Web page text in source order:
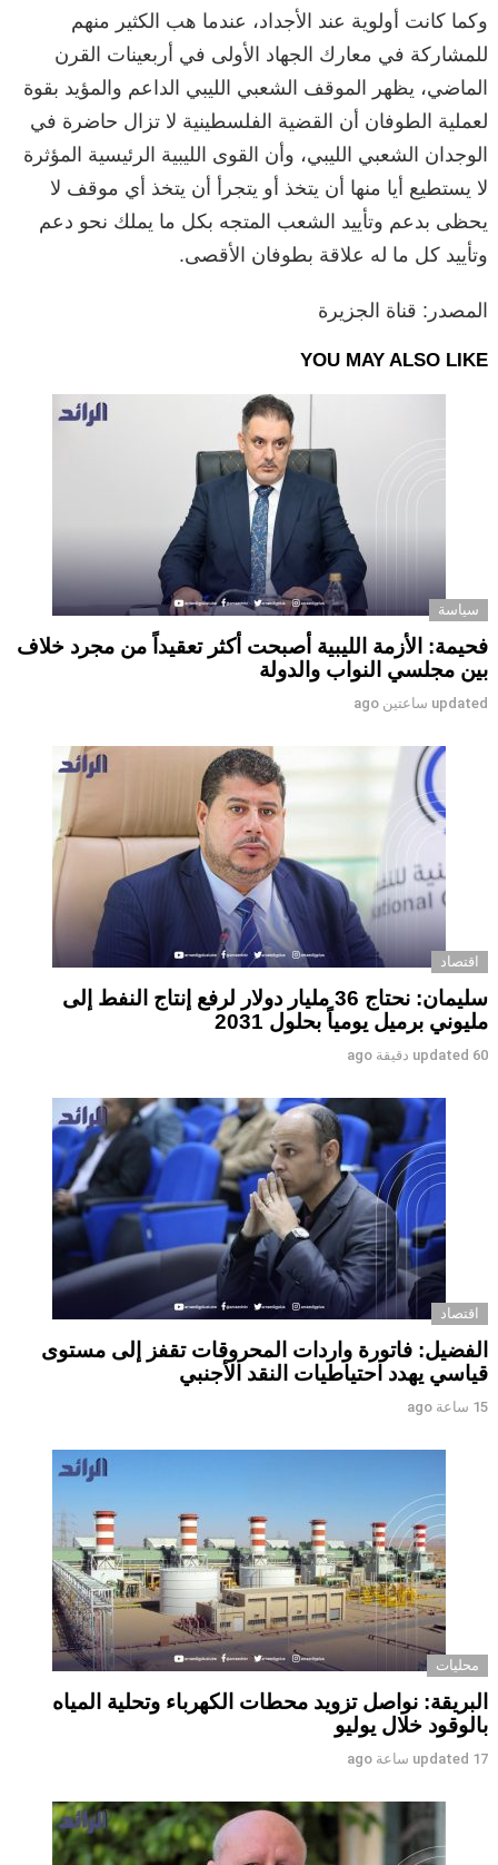
وكما كانت أولوية عند الأجداد، عندما هب الكثير منهم
للمشاركة في معارك الجهاد الأولى في أربعينات القرن
الماضي، يظهر الموقف الشعبي الليبي الداعم والمؤيد بقوة
لعملية الطوفان أن القضية الفلسطينية لا تزال حاضرة في
الوجدان الشعبي الليبي، وأن القوى الليبية الرئيسية المؤثرة
لا يستطيع أيا منها أن يتخذ أو يتجرأ أن يتخذ أي موقف لا
يحظى بدعم وتأييد الشعب المتجه بكل ما يملك نحو دعم
وتأييد كل ما له علاقة بطوفان الأقصى.
المصدر: قناة الجزيرة
YOU MAY ALSO LIKE
سياسة
فحيمة: الأزمة الليبية أصبحت أكثر تعقيداً من مجرد خلاف
بين مجلسي النواب والدولة
updated ساعتين ago
اقتصاد
سليمان: نحتاج 36 مليار دولار لرفع إنتاج النفط إلى
مليوني برميل يومياً بحلول 2031
updated 60 دقيقة ago
اقتصاد
الفضيل: فاتورة واردات المحروقات تقفز إلى مستوى
قياسي يهدد احتياطيات النقد الأجنبي
15 ساعة ago
محليات
البريقة: نواصل تزويد محطات الكهرباء وتحلية المياه
بالوقود خلال يوليو
updated 17 ساعة ago